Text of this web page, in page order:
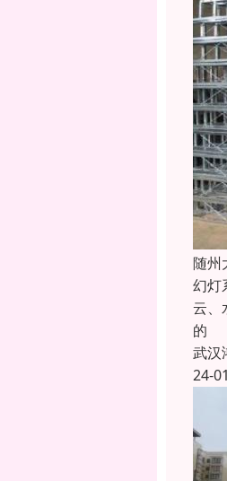
随州
幻灯
云、
的
武汉
24-